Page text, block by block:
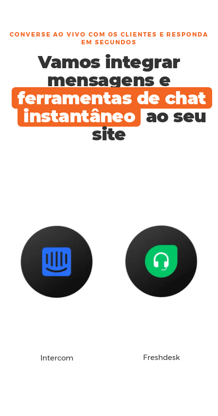
CONVERSE AO VIVO COM OS CLIENTES E RESPONDA
EM SEGUNDOS
Vamos integrar
mensagens e
ferramentas de chat
instantâneo ao seu
site
Intercom Freshdesk